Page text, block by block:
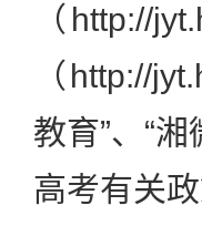
（http://
（http://
教育”、“
高考有关